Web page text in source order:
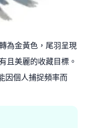
為金黃色，尾羽呈現
且美麗的收藏目標。
因個人捕捉頻率而